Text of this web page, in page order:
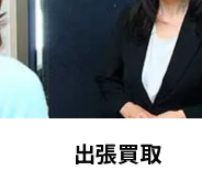
出張買取